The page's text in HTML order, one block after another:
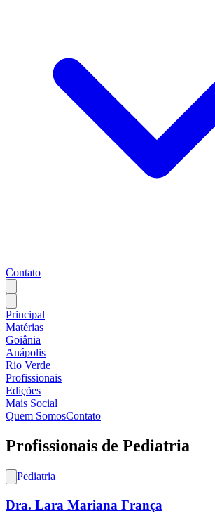
Contato
Principal
Matérias
Goiânia
Anápolis
Rio Verde
Profissionais
Edições
Mais Social
Quem SomosContato
Profissionais de Pediatria
Pediatria
Dra. Lara Mariana França